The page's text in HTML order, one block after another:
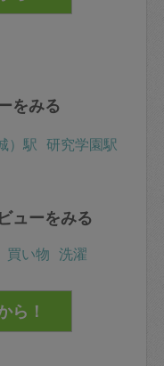
た。
たが、特に大人向
しくいただきまし
をみる
）駅 研究学園駅
ューをみる
買い物 洗濯